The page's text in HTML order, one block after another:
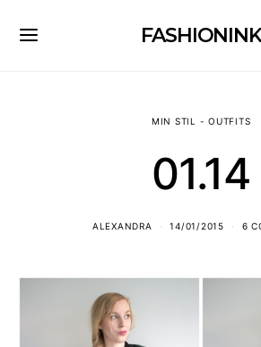
FASHIONINK
MIN STIL - OUTFITS
01.14
ALEXANDRA 14/01/2015 6